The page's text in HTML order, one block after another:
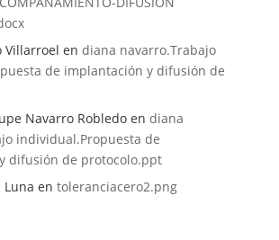
Villarroel en diana navarro.Trabajo
de implantación y difusión de
Navarro Robledoen diana
individual.Propuesta de
difusión de protocolo.ppt
Luna en toleranciacero2.png